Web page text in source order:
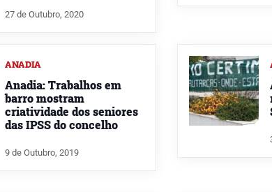
27 de Outubro, 2020
ANADIA
Anadia: Trabalhos em
barro mostram
criatividade dos seniores
das IPSS do concelho
9 de Outubro, 2019